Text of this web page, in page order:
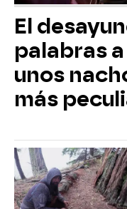
El
palabras
unos
más